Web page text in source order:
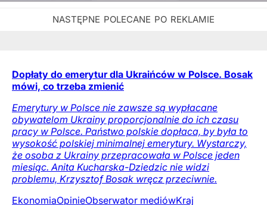
Dopłaty do emerytur dla Ukraińców w Polsce. Bosak
mówi, co trzeba zmienić
Emerytury w Polsce nie zawsze są wypłacane
obywatelom Ukrainy proporcjonalnie do ich czasu
pracy w Polsce. Państwo polskie dopłaca, by była to
wysokość polskiej minimalnej emerytury. Wystarczy,
że osoba z Ukrainy przepracowała w Polsce jeden
miesiąc. Anita Kucharska-Dziedzic nie widzi
problemu, Krzysztof Bosak wręcz przeciwnie.
EkonomiaOpinieObserwator mediówKraj